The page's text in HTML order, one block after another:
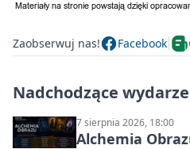
Zaobserwuj nas! Facebook
Nadchodzące
7 sierpnia 2026, 18:00
Alchemia